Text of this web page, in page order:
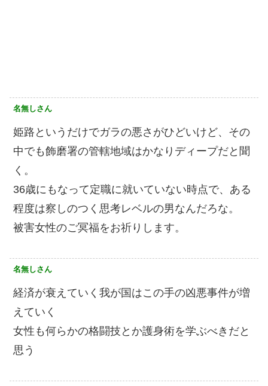
名無しさん
姫路というだけでガラの悪さがひどいけど、その
中でも飾磨署の管轄地域はかなりディープだと聞
く。
36歳にもなって定職に就いていない時点で、ある
程度は察しのつく思考レベルの男なんだろな。
被害女性のご冥福をお祈りします。
名無しさん
経済が衰えていく我が国はこの手の凶悪事件が増
えていく
女性も何らかの格闘技とか護身術を学ぶべきだと
思う